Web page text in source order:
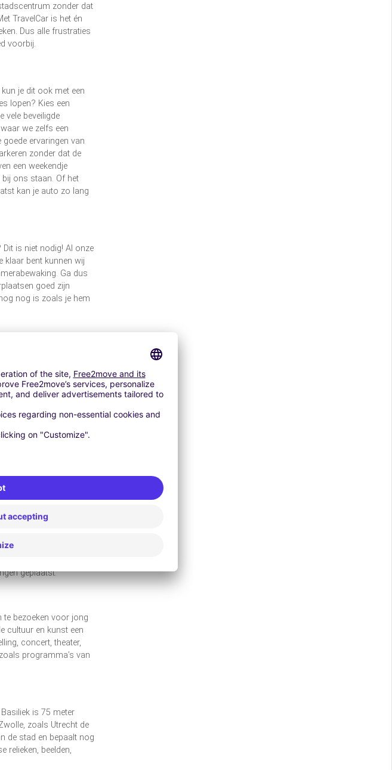
zonder dat
TravelCar is het én
Dus alle frustraties
voorbij.
je dit ook met een
lopen? Kies een
vele beveiligde
we zelfs een
ervaringen van
zonder dat de
een weekendje
ons staan. Of het
kan je auto zo lang
is niet nodig! Al onze
klaar bent kunnen wij
Ga dus
goed zijn
nog is zoals je hem
te passen. Met een
met mooie
De winkel is
met de oude historie
er worden lezingen,
belevenis!
Dit is een
de Coninck uit Den
Planologische
Kasteel het Nijenhuis
tot
geplaatst.
te bezoeken voor jong
cultuur en kunst een
concert, theater,
programma’s van
is 75 meter
zoals Utrecht de
de stad en bepaalt nog
relieken, beelden,